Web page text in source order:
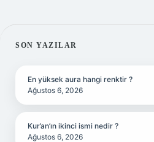
SIDEBAR
SON YAZILAR
En yüksek aura hangi renktir ?
Ağustos 6, 2026
Kur’an’ın ikinci ismi nedir ?
Ağustos 6, 2026